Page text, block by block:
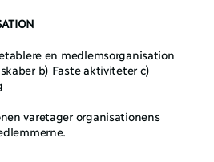
en medlemsorganisation
b) Faste aktiviteter c)
varetager organisationens